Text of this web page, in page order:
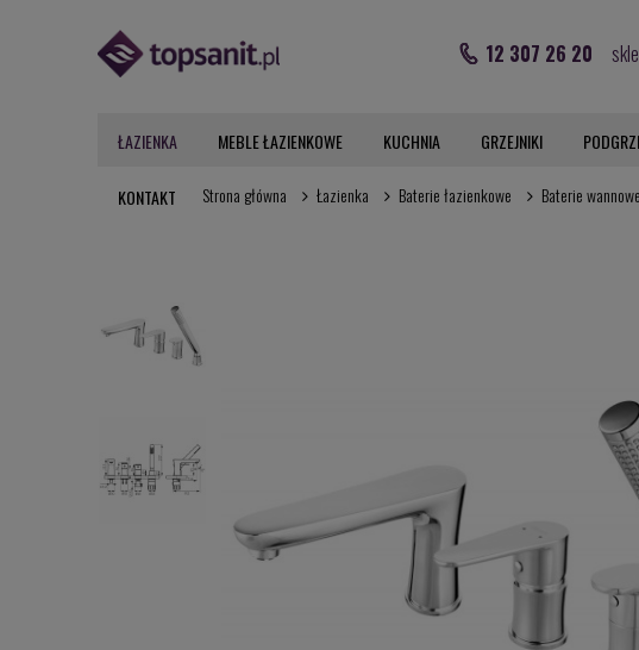
12 307 26 20
ŁAZIENKA MEBLE ŁAZIENKOWE KUCHNIA GRZEJNIKI
KONTAKT Strona główna Łazienka Baterie łazienkowe Baterie wannowe